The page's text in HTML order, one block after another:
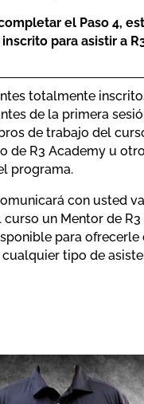
el Paso 4,
para asistir a
totalmente
de la primera
de trabajo del
de R3 Academy u
programa.
con usted
un Mentor de R3
para ofrecerle
cualquier tipo de